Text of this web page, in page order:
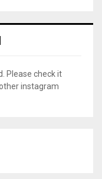
Please check it
instagram